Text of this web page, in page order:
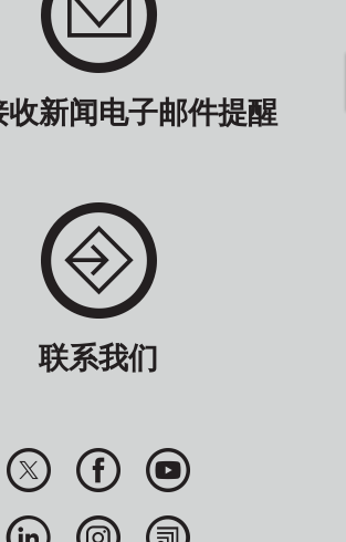
新闻电子邮件提醒
联系我们